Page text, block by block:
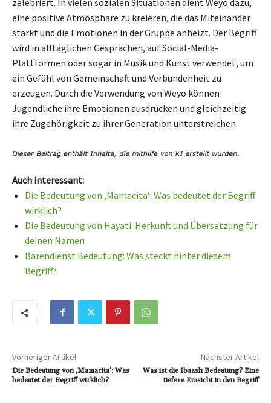
eine positive Atmosphäre zu kreieren, die das Miteinander
stärkt und die Emotionen in der Gruppe anheizt. Der Begriff
wird in alltäglichen Gesprächen, auf Social-Media-
Plattformen oder sogar in Musik und Kunst verwendet, um
ein Gefühl von Gemeinschaft und Verbundenheit zu
erzeugen. Durch die Verwendung von Weyo können
Jugendliche ihre Emotionen ausdrücken und gleichzeitig
ihre Zugehörigkeit zu ihrer Generation unterstreichen.
Auch interessant:
Die Bedeutung von ‚Mamacita‘: Was bedeutet der Begriff
wirklich?
Die Bedeutung von Hayati: Herkunft und Übersetzung für
deinen Namen
Bärendienst Bedeutung: Was steckt hinter diesem
Begriff?
Vorheriger Artikel
Die Bedeutung von ‚Mamacita‘: Was
bedeutet der Begriff wirklich?
Nächster Artikel
Was ist die Ibaash Bedeutung? Eine
tiefere Einsicht in den Begriff